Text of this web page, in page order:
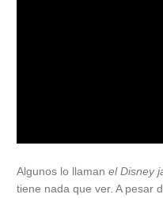
Algunos lo llamanel Disney
tiene nada que ver. A pesar